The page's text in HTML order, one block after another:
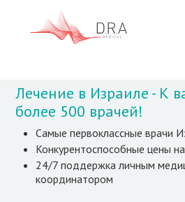
Лечение в Израиле - К
более 500 врачей!
Самые первоклассные врачи
Конкурентоспособные цены
24/7 поддержка личным
координатором